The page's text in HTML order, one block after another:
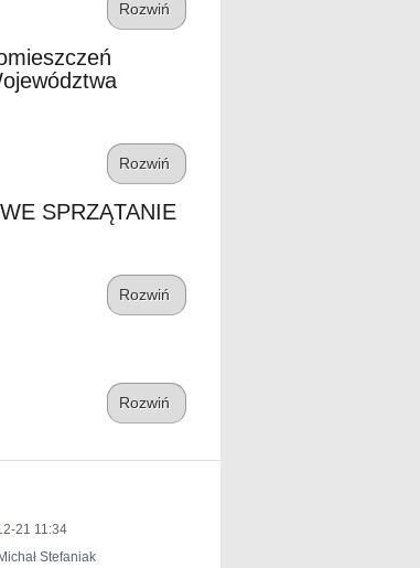
Rozwiń
Rozwiń
SPRZĄTANIE
Rozwiń
Rozwiń
21 11:34
Stefaniak